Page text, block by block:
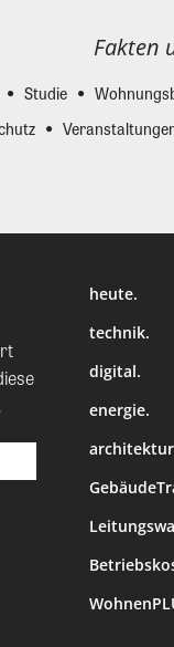
Fakten
Studie
heute.
technik.
digital.
energie.